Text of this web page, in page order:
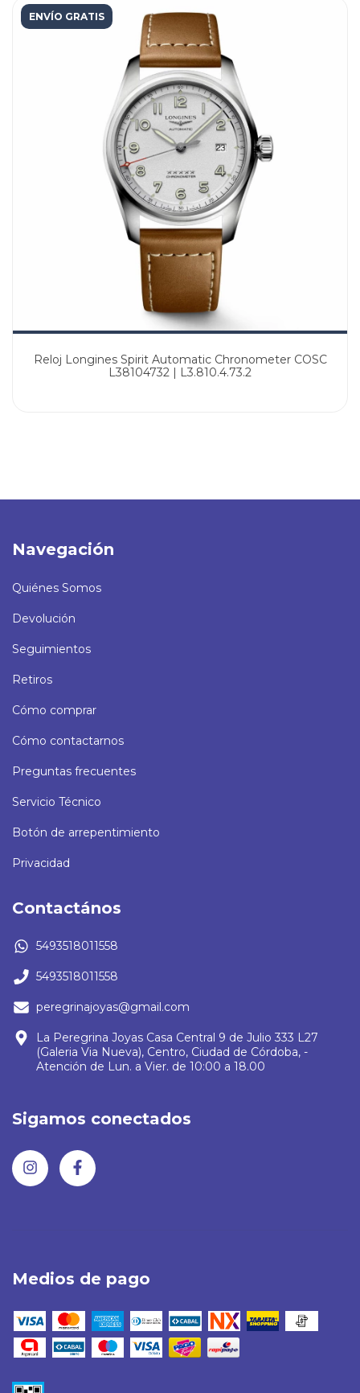
ENVÍO GRATIS
Reloj Longines Spirit Automatic Chronometer COSC
L38104732 | L3.810.4.73.2
Navegación
Quiénes Somos
Devolución
Seguimientos
Retiros
Cómo comprar
Cómo contactarnos
Preguntas frecuentes
Servicio Técnico
Botón de arrepentimiento
Privacidad
Contactános
5493518011558
5493518011558
peregrinajoyas@gmail.com
La Peregrina Joyas Casa Central 9 de Julio 333 L27
(Galeria Via Nueva), Centro, Ciudad de Córdoba, -
Atención de Lun. a Vier. de 10:00 a 18.00
Sigamos conectados
Medios de pago